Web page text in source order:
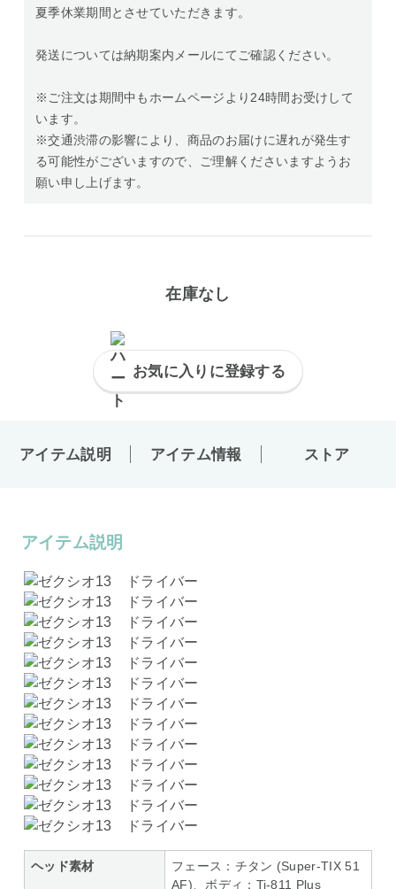
夏季休業期間とさせていただきます。
発送については納期案内メールにてご確認ください。
※ご注文は期間中もホームページより24時間お受けして
います。
※交通渋滞の影響により、商品のお届けに遅れが発生す
る可能性がございますので、ご理解くださいますようお
願い申し上げます。
在庫なし
お気に入りに登録する
アイテム説明 アイテム情報 ストア
アイテム説明
ヘッド素材
フェース：チタン (Super-TIX 51
AF)、ボディ：Ti-811 Plus